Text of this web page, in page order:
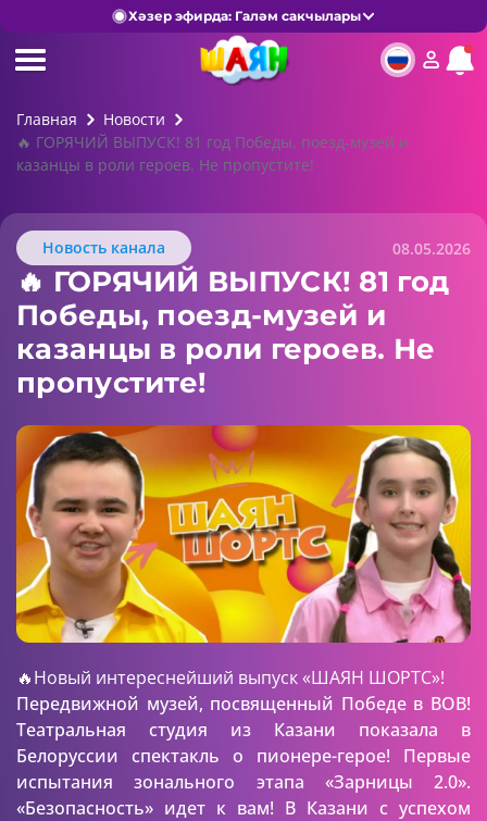
Хәзер эфирда: Галәм сакчылары
Главная
Новости
🔥 ГОРЯЧИЙ ВЫПУСК! 81 год Победы, поезд-музей и
казанцы в роли героев. Не пропустите!
Новость канала 08.05.2026
🔥 ГОРЯЧИЙ ВЫПУСК! 81 год
Победы, поезд-музей и
казанцы в роли героев. Не
пропустите!
🔥Новый интереснейший выпуск «ШАЯН ШОРТС»!
Передвижной музей, посвященный Победе в ВОВ!
Театральная студия из Казани показала в
Белоруссии спектакль о пионере-герое! Первые
испытания зонального этапа «Зарницы 2.0».
«Безопасность» идет к вам! В Казани с успехом